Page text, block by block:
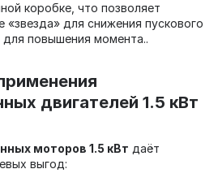
коробке, что позволяет
для снижения пускового
для повышения момента..
двигателей 1.5 кВт
моторов 1.5 кВт даёт
выгод: